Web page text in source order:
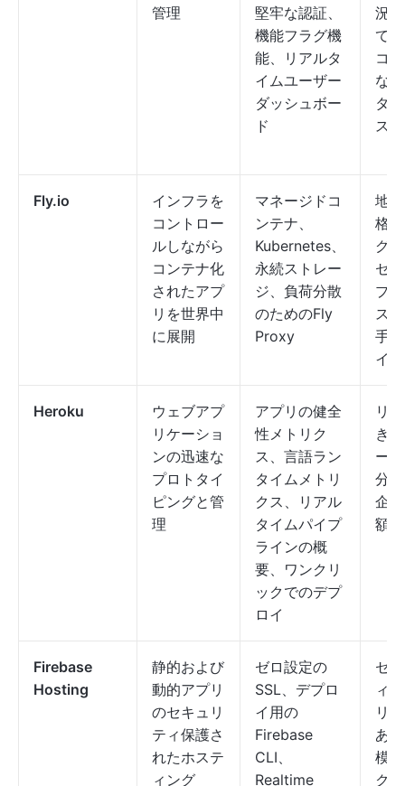
管理
堅牢な認証、
機能フラグ機
能、リアルタ
イムユーザー
ダッシュボー
ド
況
て
コ
な
タ
ス
Fly.io
インフラを
コントロー
ルしながら
コンテナ化
されたアプ
リを世界中
に展開
マネージドコ
ンテナ、
Kubernetes、
永続ストレー
ジ、負荷分散
のためのFly
Proxy
地
格
グ
セ
プ
ス
手
イ
Heroku
ウェブアプ
リケーショ
ンの迅速な
プロトタイ
ピングと管
理
アプリの健全
性メトリク
ス、言語ラン
タイムメトリ
クス、リアル
タイムパイプ
ラインの概
要、ワンクリ
ックでのデプ
ロイ
リ
き
ー
分
企
額
Firebase
Hosting
静的および
動的アプリ
のセキュリ
ティ保護さ
れたホステ
ィング
ゼロ設定の
SSL、デプロ
イ用の
Firebase
CLI、
Realtime
セ
ィ
リ
あ
模
ク